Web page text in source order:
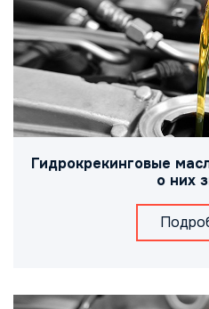
Гидрокрекинговые
о них